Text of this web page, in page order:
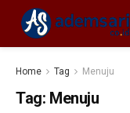
Home Tag Menuju
Tag: Menuju